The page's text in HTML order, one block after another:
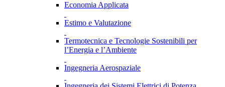
Economia Applicata
Estimo e Valutazione
Termotecnica e Tecnologie Sostenibili per
l’Energia e l’Ambiente
Ingegneria Aerospaziale